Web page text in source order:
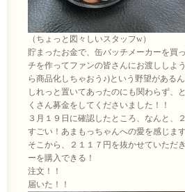
（ちょっと図々しいスタッフw）
貯まったお金で、缶バッチメーカーを買
チを作ってファンの皆さんにお渡ししよ
ら商品化しちゃおう♪)という野望がある
しれっと置いてあったのにも関わらず、
くさん募金をしてくださいました！！
３月１９日に確認したところ、なんと、
すごい！あまもっちゃんへの愛を感じます
そこから、２１１７円を抜かせていただ
ーを購入できる！
注文！！
届いた！！